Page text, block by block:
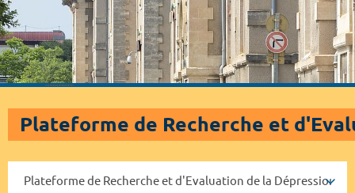
Plateforme de Recherche et